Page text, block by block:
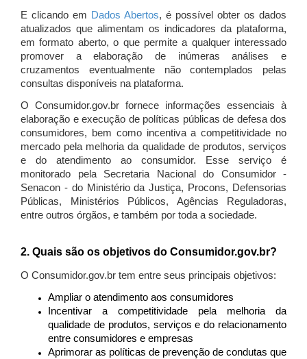
E clicando em Dados Abertos, é possível obter os dados
atualizados que alimentam os indicadores da plataforma,
em formato aberto, o que permite a qualquer interessado
promover a elaboração de inúmeras análises e
cruzamentos eventualmente não contemplados pelas
consultas disponíveis na plataforma.
O Consumidor.gov.br fornece informações essenciais à
elaboração e execução de políticas públicas de defesa dos
consumidores, bem como incentiva a competitividade no
mercado pela melhoria da qualidade de produtos, serviços
e do atendimento ao consumidor. Esse serviço é
monitorado pela Secretaria Nacional do Consumidor -
Senacon - do Ministério da Justiça, Procons, Defensorias
Públicas, Ministérios Públicos, Agências Reguladoras,
entre outros órgãos, e também por toda a sociedade.
2. Quais são os objetivos do Consumidor.gov.br?
O Consumidor.gov.br tem entre seus principais objetivos:
Ampliar o atendimento aos consumidores
Incentivar a competitividade pela melhoria da
qualidade de produtos, serviços e do relacionamento
entre consumidores e empresas
Aprimorar as políticas de prevenção de condutas que